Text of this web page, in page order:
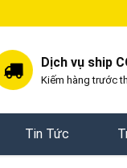
Dịch vụ ship
Kiếm hàng trước
Tin Tức